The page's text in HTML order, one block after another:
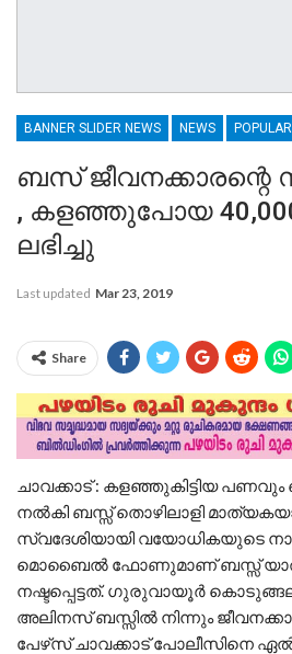
BANNER SLIDER NEWS NEWS
ബസ്
, കളഞ്ഞുപോയ
ലഭിച്ചു
Last updated Mar 23, 2019
Share
ചാവക്കാട് : കളഞ്ഞുകിട്ടിയ
നൽകി ബസ്സ് തൊഴിലാളി
സ്വദേശിയായി വയോധികയുടെ
മൊബൈൽ ഫോണുമാണ് ബസ്സ്
നഷ്ടപ്പെട്ടത്. ഗുരുവായൂർ
അലിനസ് ബസ്സിൽ നിന്നും
പേഴ്‌സ് ചാവക്കാട് പോലീസിനെ